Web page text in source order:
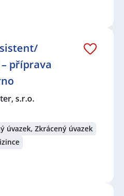
příprava
s.r.o.
úvazek, Zkrácený úvazek